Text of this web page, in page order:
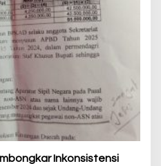
Inkonsistensi